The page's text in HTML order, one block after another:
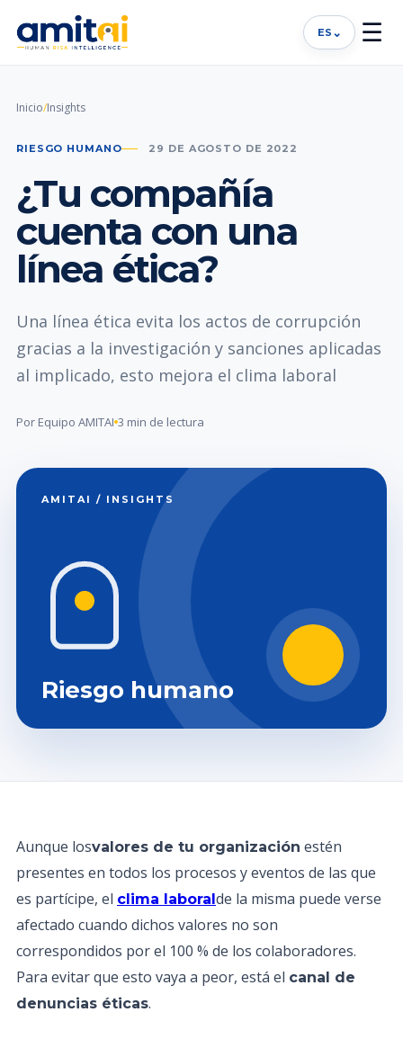
ES ⌄ ☰
Inicio/Insights
RIESGO HUMANO 29 DE AGOSTO DE 2022
¿Tu compañía
cuenta con una
línea ética?
Una línea ética evita los actos de corrupción
gracias a la investigación y sanciones aplicadas
al implicado, esto mejora el clima laboral
Por Equipo AMITAI 3 min de lectura
AMITAI / INSIGHTS
Riesgo humano
Aunque losvalores de tu organización estén
presentes en todos los procesos y eventos de las que
es partícipe, el clima laboralde la misma puede verse
afectado cuando dichos valores no son
correspondidos por el 100 % de los colaboradores.
Para evitar que esto vaya a peor, está el canal de
denuncias éticas.